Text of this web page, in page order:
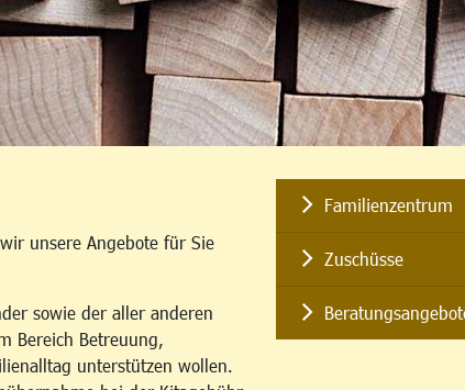
unsere Angebote für Sie
sowie der aller anderen
Bereich Betreuung,
unterstützen wollen.
Familienzentrum
Zuschüsse